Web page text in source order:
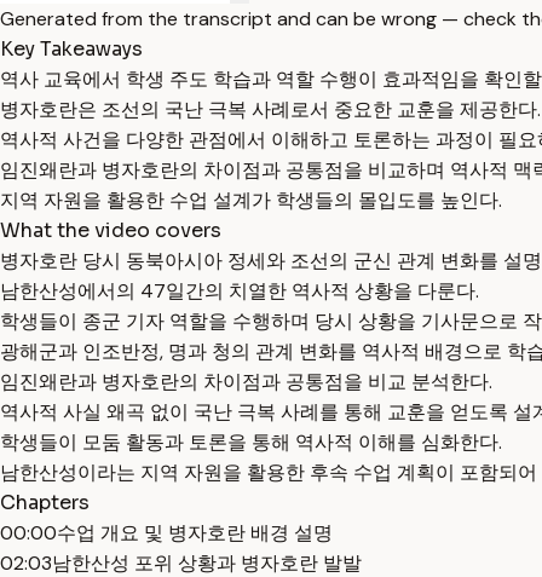
Generated from the transcript and can be wrong — check
Key Takeaways
역사 교육에서 학생 주도 학습과 역할 수행이 효과적임을 확인
병자호란은 조선의 국난 극복 사례로서 중요한 교훈을 제공한다.
역사적 사건을 다양한 관점에서 이해하고 토론하는 과정이 필요
임진왜란과 병자호란의 차이점과 공통점을 비교하며 역사적 맥
지역 자원을 활용한 수업 설계가 학생들의 몰입도를 높인다.
What the video covers
병자호란 당시 동북아시아 정세와 조선의 군신 관계 변화를 설
남한산성에서의 47일간의 치열한 역사적 상황을 다룬다.
학생들이 종군 기자 역할을 수행하며 당시 상황을 기사문으로
광해군과 인조반정, 명과 청의 관계 변화를 역사적 배경으로 학
임진왜란과 병자호란의 차이점과 공통점을 비교 분석한다.
역사적 사실 왜곡 없이 국난 극복 사례를 통해 교훈을 얻도록 설
학생들이 모둠 활동과 토론을 통해 역사적 이해를 심화한다.
남한산성이라는 지역 자원을 활용한 후속 수업 계획이 포함되어
Chapters
00:00수업 개요 및 병자호란 배경 설명
02:03남한산성 포위 상황과 병자호란 발발